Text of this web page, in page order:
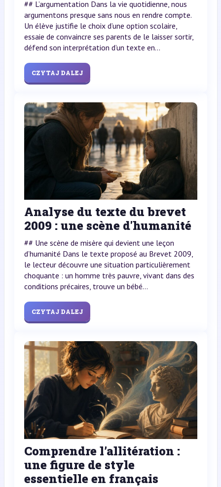
## L’argumentation Dans la vie quotidienne, nous
argumentons presque sans nous en rendre compte.
Un élève justifie le choix d’une option scolaire,
essaie de convaincre ses parents de le laisser sortir,
défend son interprétation d’un texte en...
CZYTAJ DALEJ
Analyse du texte du brevet
2009 : une scène d'humanité
## Une scène de misère qui devient une leçon
d’humanité Dans le texte proposé au Brevet 2009,
le lecteur découvre une situation particulièrement
choquante : un homme très pauvre, vivant dans des
conditions précaires, trouve un bébé...
CZYTAJ DALEJ
Comprendre l’allitération :
une figure de style
essentielle en français